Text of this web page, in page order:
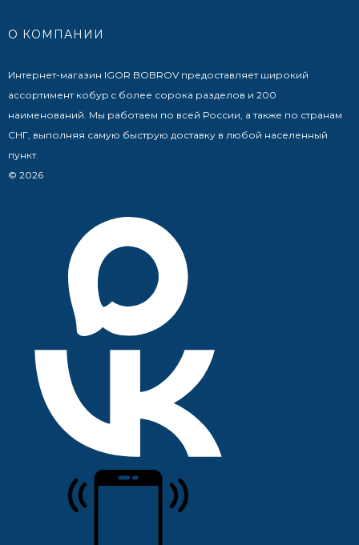
О КОМПАНИИ
Интернет-магазин IGOR BOBROV предоставляет широкий
ассортимент кобур c более сорока разделов и 200
наименований. Мы работаем по всей России, а также по странам
СНГ, выполняя самую быструю доставку в любой населенный
пункт.
© 2026